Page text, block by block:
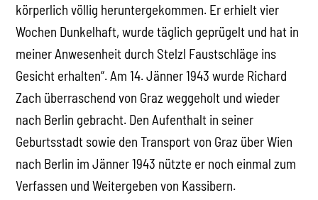
körperlich völlig heruntergekommen. Er erhielt vier
Wochen Dunkelhaft, wurde täglich geprügelt und hat in
meiner Anwesenheit durch Stelzl Faustschläge ins
Gesicht erhalten“. Am 14. Jänner 1943 wurde Richard
Zach überraschend von Graz weggeholt und wieder
nach Berlin gebracht. Den Aufenthalt in seiner
Geburtsstadt sowie den Transport von Graz über Wien
nach Berlin im Jänner 1943 nützte er noch einmal zum
Verfassen und Weitergeben von Kassibern.